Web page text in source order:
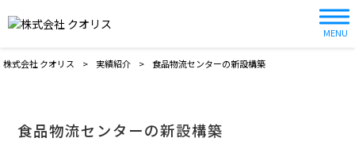
MENU
株式会社 クオリス > 実績紹介 > 食品物流センターの新設構築
食品物流センターの新設構築